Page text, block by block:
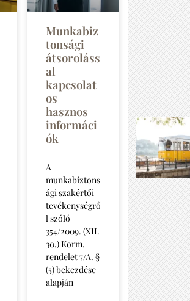
Munkabiz
tonsági
átsoroláss
al
kapcsolat
os
hasznos
informáci
ók
A
munkabiztons
ági szakértői
tevékenységrő
l szóló
354/2009. (XII.
30.) Korm.
rendelet 7/A. §
(5) bekezdése
alapján